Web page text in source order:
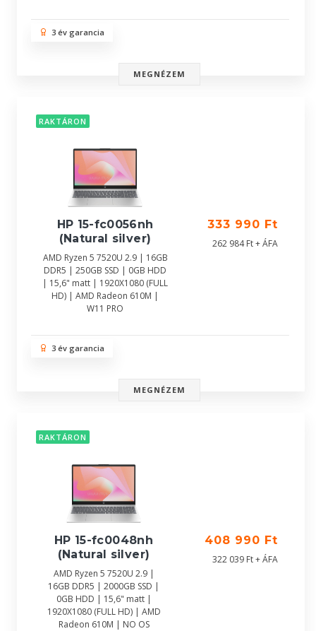
3 év garancia
MEGNÉZEM
RAKTÁRON
HP 15-fc0056nh
(Natural silver)
AMD Ryzen 5 7520U 2.9 | 16GB
DDR5 | 250GB SSD | 0GB HDD
| 15,6" matt | 1920X1080 (FULL
HD) | AMD Radeon 610M |
W11 PRO
333 990 Ft
262 984 Ft + ÁFA
3 év garancia
MEGNÉZEM
RAKTÁRON
HP 15-fc0048nh
(Natural silver)
AMD Ryzen 5 7520U 2.9 |
16GB DDR5 | 2000GB SSD |
0GB HDD | 15,6" matt |
1920X1080 (FULL HD) | AMD
Radeon 610M | NO OS
408 990 Ft
322 039 Ft + ÁFA